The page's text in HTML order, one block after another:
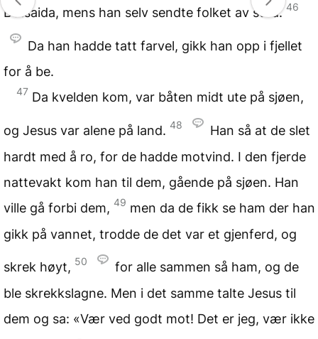
Betsaida, mens han selv sendte folket av sted.46
Da han hadde tatt farvel, gikk han opp i fjellet
for å be.
47 Da kvelden kom, var båten midt ute på sjøen,
og Jesus var alene på land. 48
Han så at de slet
hardt med å ro, for de hadde motvind. I den fjerde
nattevakt kom han til dem, gående på sjøen. Han
ville gå forbi dem, 49 men da de fikk se ham der han
gikk på vannet, trodde de det var et gjenferd, og
skrek høyt, 50
for alle sammen så ham, og de
ble skrekkslagne. Men i det samme talte Jesus til
dem og sa: «Vær ved godt mot! Det er jeg, vær ikke